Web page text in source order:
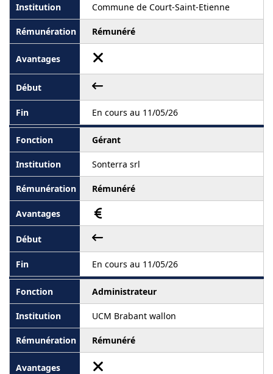
Commune de Court-Saint-Etienne
Rémunéré
En cours au 11/05/26
Gérant
Sonterra srl
Rémunéré
En cours au 11/05/26
Administrateur
UCM Brabant wallon
Rémunéré